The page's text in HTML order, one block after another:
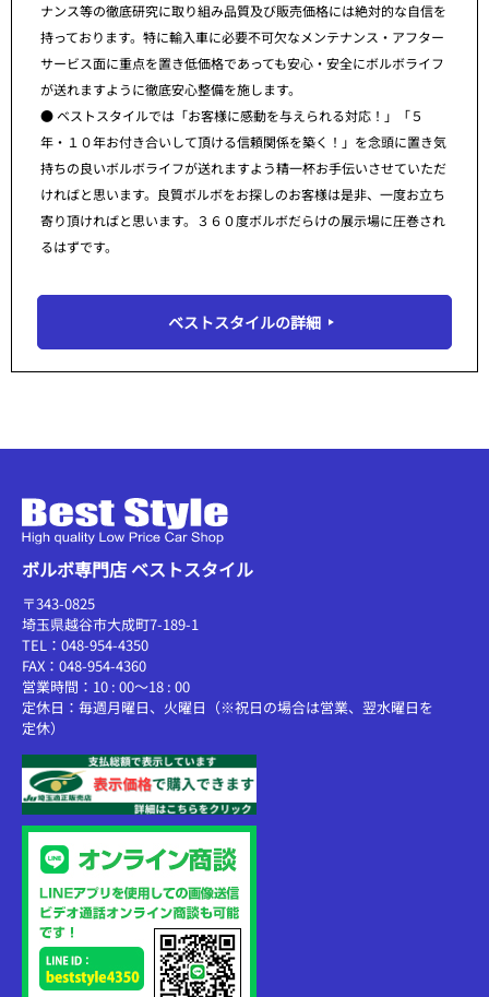
ナンス等の徹底研究に取り組み品質及び販売価格には絶対的な自信を
持っております。特に輸入車に必要不可欠なメンテナンス・アフター
サービス面に重点を置き低価格であっても安心・安全にボルボライフ
が送れますように徹底安心整備を施します。
● ベストスタイルでは「お客様に感動を与えられる対応！」「５
年・１０年お付き合いして頂ける信頼関係を築く！」を念頭に置き気
持ちの良いボルボライフが送れますよう精一杯お手伝いさせていただ
ければと思います。良質ボルボをお探しのお客様は是非、一度お立ち
寄り頂ければと思います。３６０度ボルボだらけの展示場に圧巻され
るはずです。
ベストスタイルの詳細
ボルボ専門店 ベストスタイル
〒343-0825
埼玉県越谷市大成町7-189-1
TEL：048-954-4350
FAX：048-954-4360
営業時間：10 : 00～18 : 00
定休日：毎週月曜日、火曜日（※祝日の場合は営業、翌水曜日を
定休）